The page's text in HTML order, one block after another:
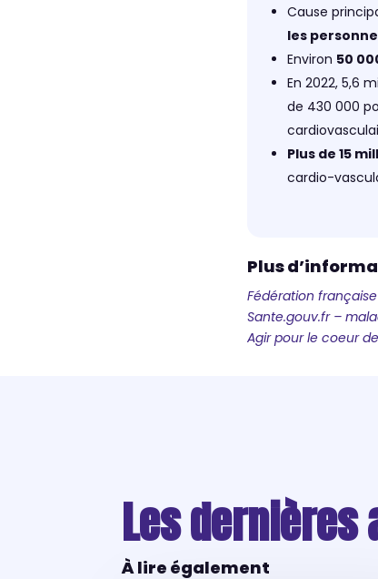
Cause
les
Environ 50
En 2022, 5,6
de 430 000
Plus de 15
cardio-
Plus
Fédération
Sante.gouv.fr –
Agir pour le coeur
Les
À lire également